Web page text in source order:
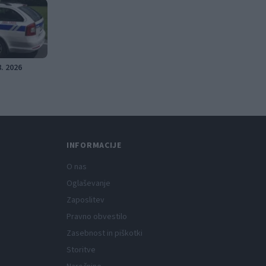
2026
INFORMACIJE
O nas
Oglaševanje
Zaposlitev
Pravno obvestilo
Zasebnost in piškotki
Storitve